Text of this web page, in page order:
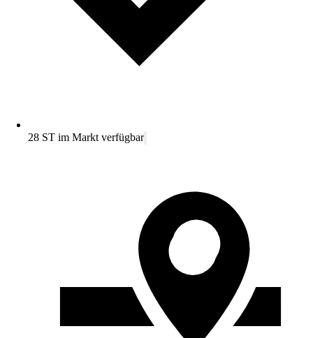
28 ST im Markt verfügbar